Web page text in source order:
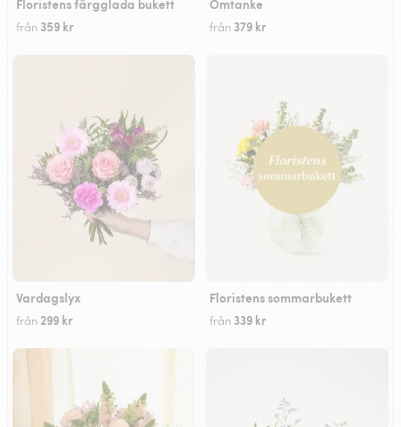
från 359 kr från 379 kr
Vardagslyx
från 299 kr
Floristens sommarbukett
från 339 kr